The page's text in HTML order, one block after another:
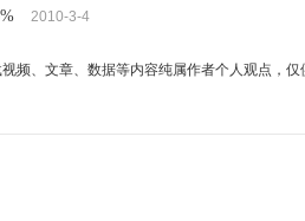
2010-3-4
频、文章、数据等内容纯属作者个人观点，仅